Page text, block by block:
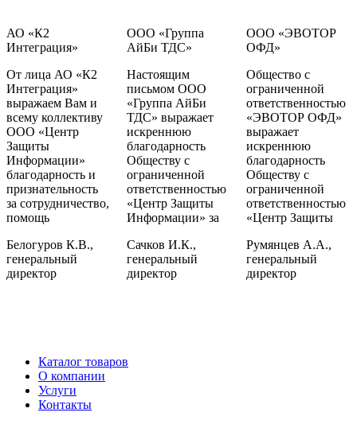
АО «К2
Интеграция»
От лица АО «К2
Интеграция»
выражаем Вам и
всему коллективу
ООО «Центр
Защиты
Информации»
благодарность и
признательность
за сотрудничество,
помощь
Белогуров К.В.,
генеральный
директор
ООО «Группа
АйБи ТДС»
Настоящим
письмом ООО
«Группа АйБи
ТДС» выражает
искреннюю
благодарность
Обществу с
ограниченной
ответственностью
«Центр Защиты
Информации» за
Сачков И.К.,
генеральный
директор
ООО «ЭВОТОР
ОФД»
Общество с
ограниченной
ответственностью
«ЭВОТОР ОФД»
выражает
искреннюю
благодарность
Обществу с
ограниченной
ответственностью
«Центр Защиты
Румянцев А.А.,
генеральный
директор
Каталог товаров
О компании
Услуги
Контакты